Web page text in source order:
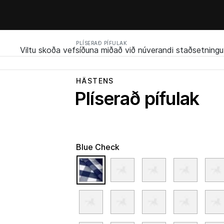
PLÍSERAÐ PÍFULAK
Viltu skoða vefsíðuna miðað við núverandi
HÄSTENS
Plíserað pífulak
Blue Check